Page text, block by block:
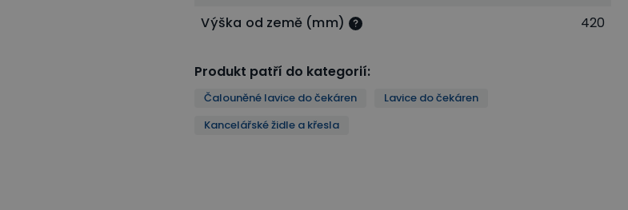
Výška od země (mm)
420
Produkt patří do kategorií:
Čalouněné lavice do čekáren
Lavice do čekáren
Kancelářské židle a křesla